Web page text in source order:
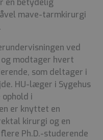
en betydelig
mave-tarmkirurgi
ved
og modtager hvert
som deltager i
HU-læger i Sygehus
i
er knyttet en
kirurgi og en
Ph.D.-studerende